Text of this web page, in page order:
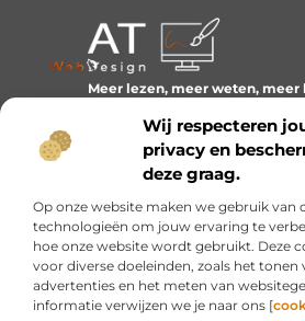
Wij respecteren
privacy en
deze graag.
Op onze website maken we gebruik van
technologieën om jouw ervaring te
hoe onze website wordt gebruikt. Deze
voor diverse doeleinden, zoals het tonen
advertenties en het meten van
informatie verwijzen we je naar ons [
Meer lezen, meer weten, meer
het dagelijks leven boeiend
Bericht categorie
Onze informatie